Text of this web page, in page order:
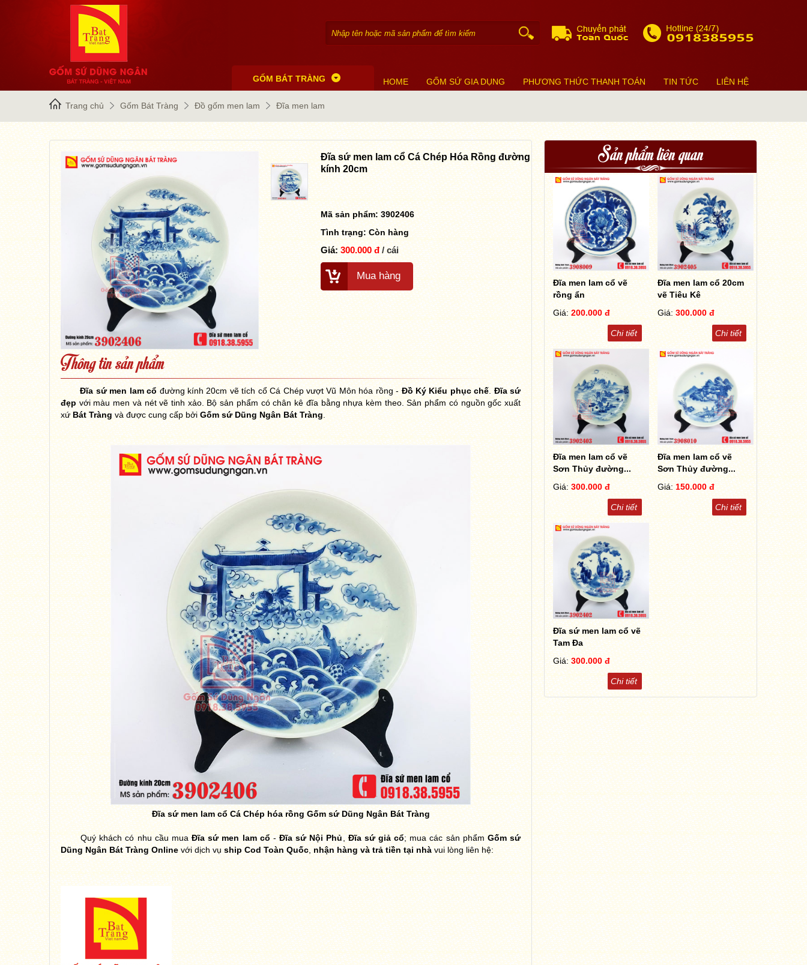
GỐM BÁT TRÀNG HOME GỐM SỨ GIA DỤNG PHƯƠNG THỨC THANH TOÁN TIN TỨC LIÊN HỆ
Trang chủ Gốm Bát Tràng Đồ gốm men lam Đĩa men lam
Đĩa sứ men lam cổ Cá Chép Hóa Rồng đường
kính 20cm
Mã sản phẩm: 3902406
Tình trạng: Còn hàng
Giá: 300.000 đ/ cái
Mua hàng
Thông tin sản phẩm
Đĩa sứ men lam cổ đường kính 20cm vẽ tích cổ Cá Chép vượt Vũ Môn hóa rồng - Đồ Ký Kiểu phục chế Đĩa sứ
đẹp với màu men và nét vẽ tinh xảo. Bộ sản phẩm có chân kê đĩa bằng nhựa kèm theo. Sản phẩm có nguồn gốc xuất
xứ Bát Tràng và được cung cấp bởi Gốm sứ Dũng Ngân Bát Tràng
Đĩa sứ men lam cổ Cá Chép hóa rồng Gốm sứ Dũng Ngân Bát Tràng
Quý khách có nhu cầu muaĐĩa sứ men lam cổ-Đĩa sứ Nội Phủ, Đĩa sứ giả cổ; mua các sản phẩmGốm sứ
Dũng Ngân Bát Tràng Online với dịch vụ ship Cod Toàn Quốc nhận hàng và trả tiền tại nhà vui lòng liên hệ:
Sản phẩm liên quan
Đĩa men lam cổ vẽ
rồng ẩn
Giá: 200.000 đ
Chi tiết
Đĩa men lam cổ 20cm
vẽ Tiêu Kê
Giá: 300.000 đ
Chi tiết
Đĩa men lam cổ vẽ
Sơn Thủy đường...
Giá: 300.000 đ
Chi tiết
Đĩa men lam cổ vẽ
Sơn Thủy đường...
Giá: 150.000 đ
Chi tiết
Đĩa sứ men lam cổ vẽ
Tam Đa
Giá: 300.000 đ
Chi tiết